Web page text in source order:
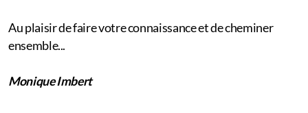
Au plaisir de faire votre connaissance et de cheminer
ensemble...
Monique Imbert